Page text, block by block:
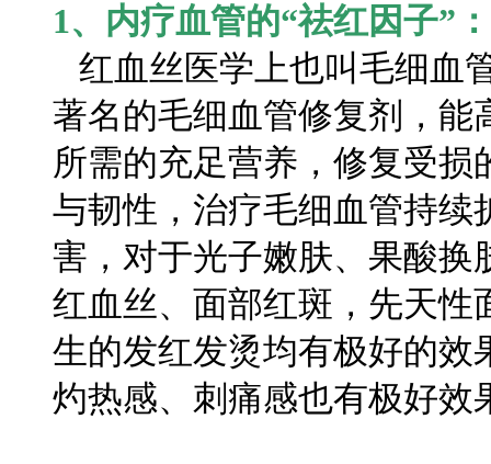
1、内疗血管的“祛红因子”：
红血丝医学上也叫毛细血
著名的毛细血管修复剂，能
所需的充足营养，修复受
与韧性，治疗毛细血管持续
害，对于光子嫩肤、果酸换
红血丝、面部红斑，先天性
生的发红发烫均有极好的效
灼热感、刺痛感也有极好效